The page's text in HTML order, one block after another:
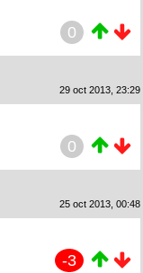
0
29 oct 2013, 23:29
0
25 oct 2013, 00:48
-3